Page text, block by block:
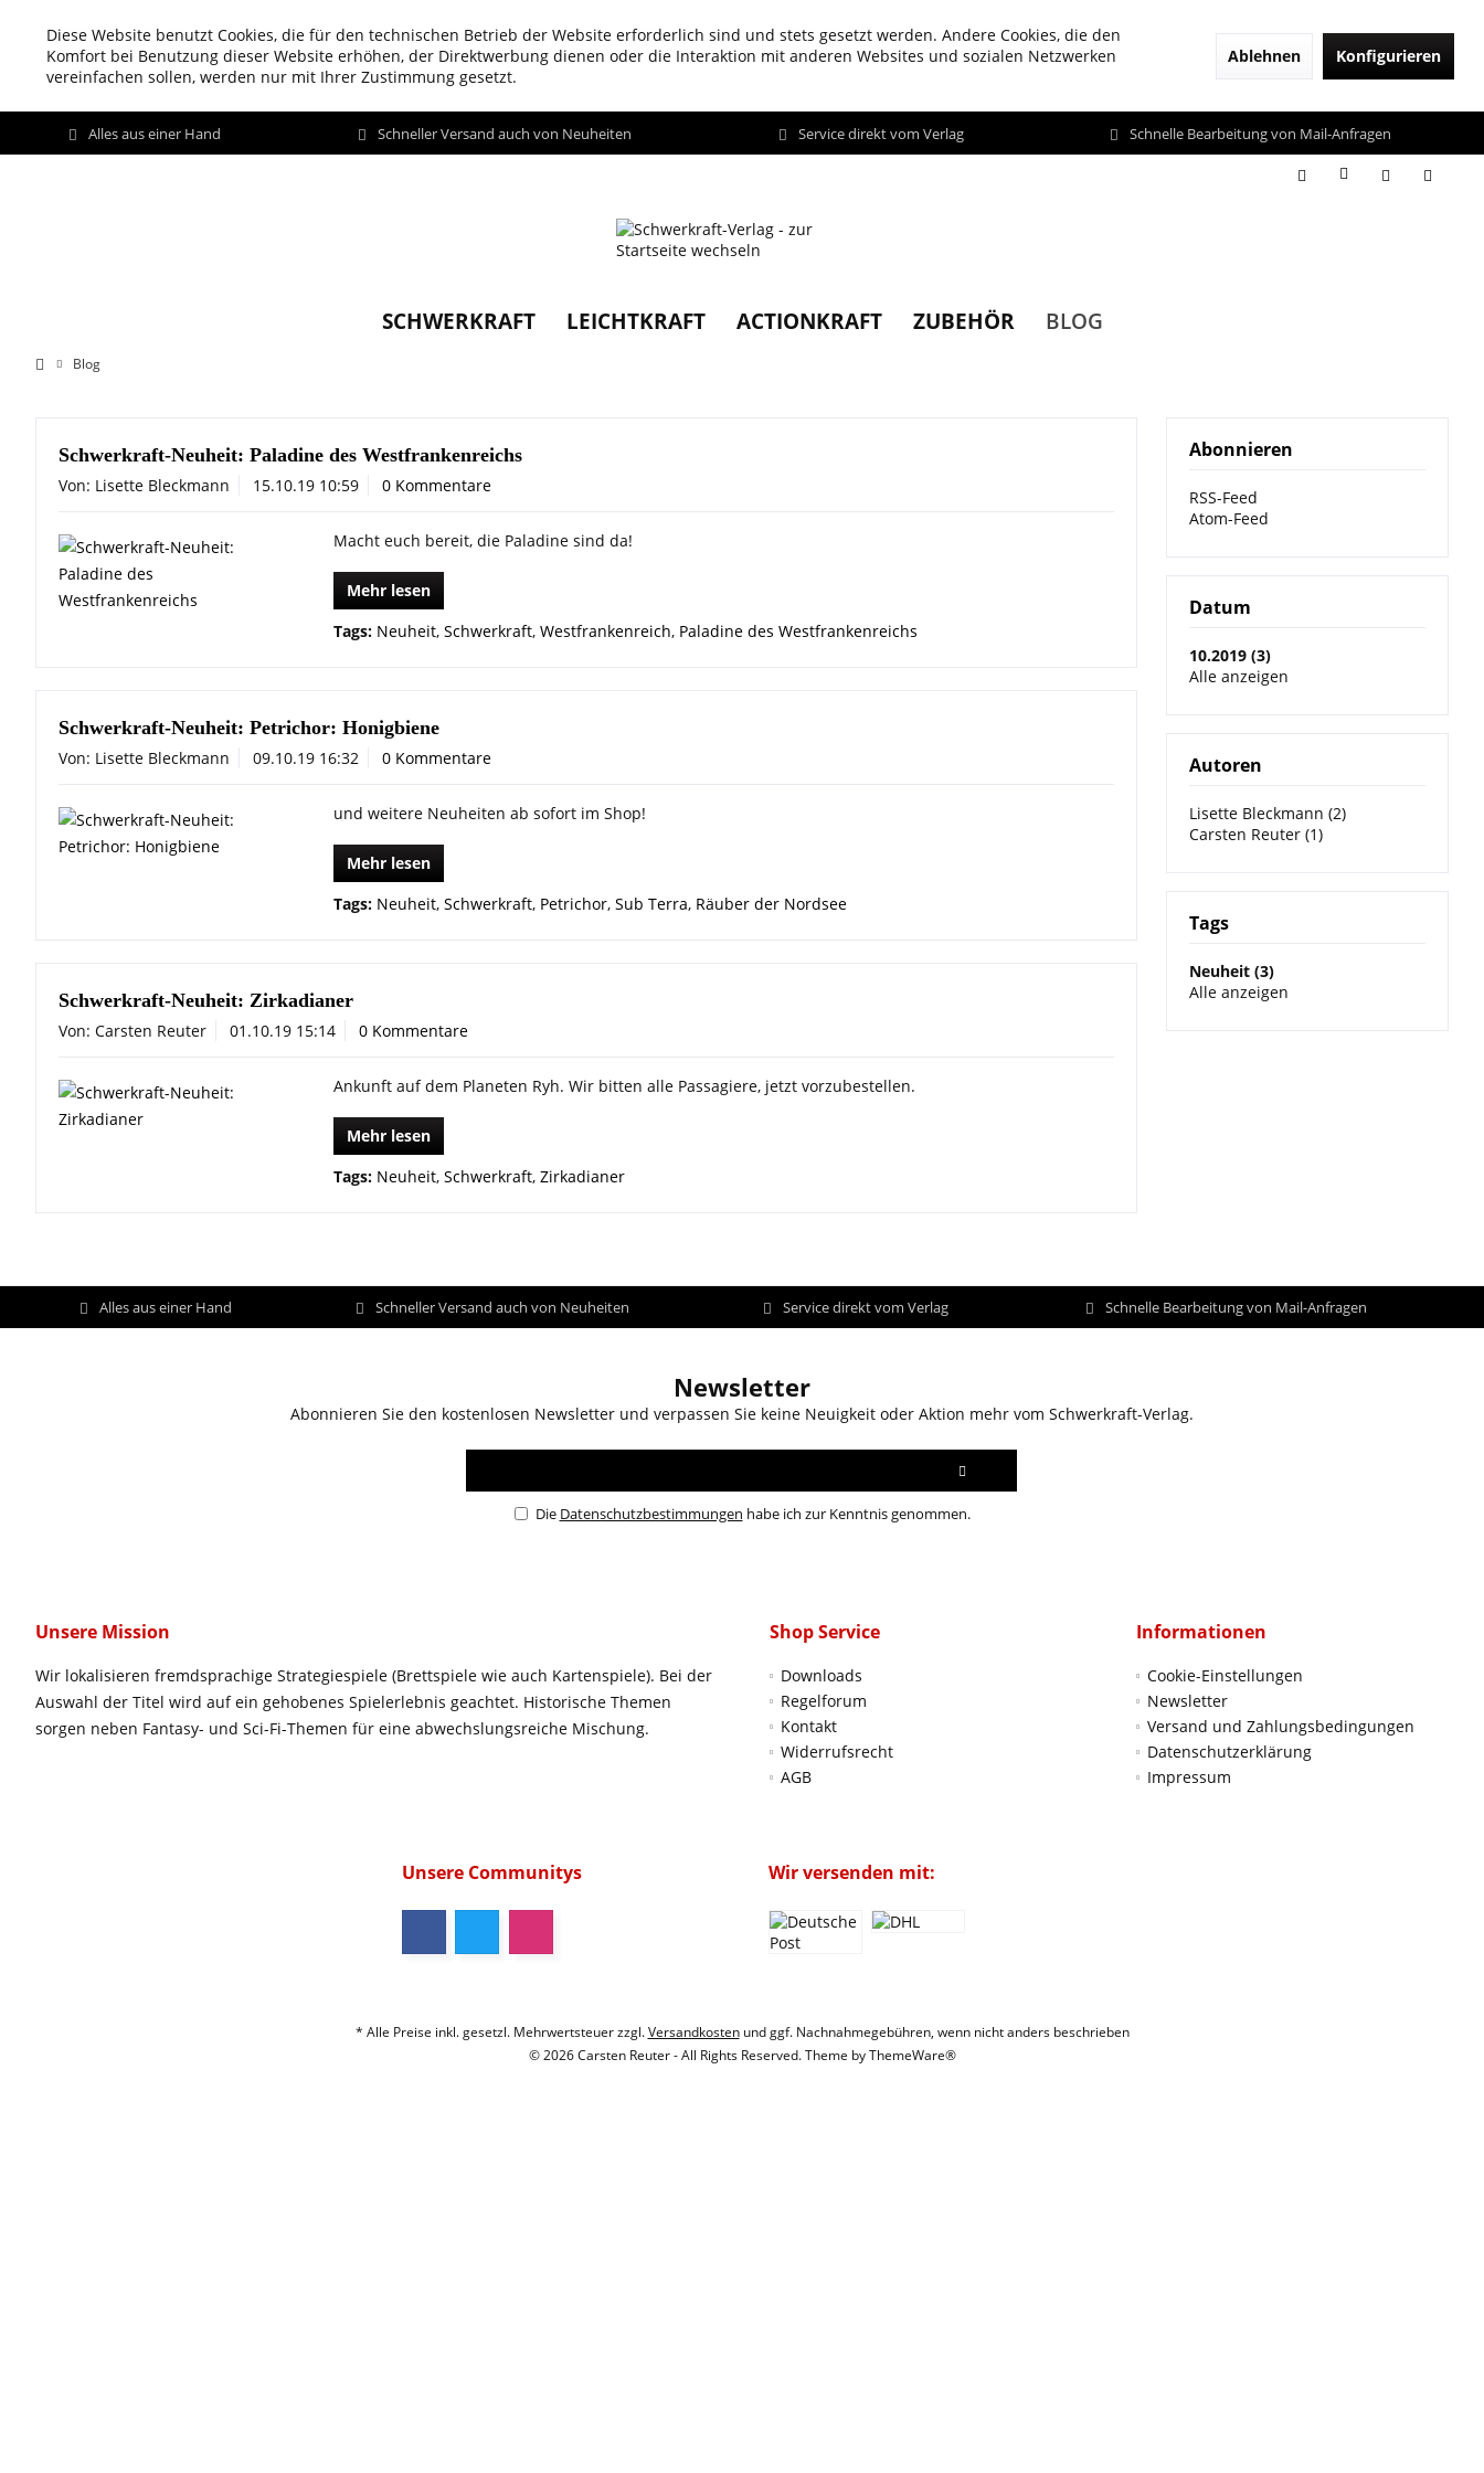
Diese Website benutzt Cookies, die für den technischen Betrieb der Website erforderlich sind und stets gesetzt werden. Andere Cookies, die den
Komfort bei Benutzung dieser Website erhöhen, der Direktwerbung dienen oder die Interaktion mit anderen Websites und sozialen Netzwerken
vereinfachen sollen, werden nur mit Ihrer Zustimmung gesetzt.
Ablehnen Konfigurieren
Alles aus einer Hand Schneller Versand auch von Neuheiten Service direkt vom Verlag Schnelle Bearbeitung von Mail-Anfragen
SCHWERKRAFT LEICHTKRAFT ACTIONKRAFT ZUBEHÖR BLOG
Blog
Abonnieren
RSS-Feed
Atom-Feed
Datum
10.2019 (3)
Alle anzeigen
Autoren
Lisette Bleckmann (2)
Carsten Reuter (1)
Tags
Neuheit (3)
Alle anzeigen
Schwerkraft-Neuheit: Paladine des Westfrankenreichs
Von: Lisette Bleckmann 15.10.19 10:59 0 Kommentare
Macht euch bereit, die Paladine sind da!
Mehr lesen
Tags: Neuheit, Schwerkraft, Westfrankenreich, Paladine des Westfrankenreichs
Schwerkraft-Neuheit: Petrichor: Honigbiene
Von: Lisette Bleckmann 09.10.19 16:32 0 Kommentare
und weitere Neuheiten ab sofort im Shop!
Mehr lesen
Tags: Neuheit, Schwerkraft, Petrichor, Sub Terra, Räuber der Nordsee
Schwerkraft-Neuheit: Zirkadianer
Von: Carsten Reuter 01.10.19 15:14 0 Kommentare
Ankunft auf dem Planeten Ryh. Wir bitten alle Passagiere, jetzt vorzubestellen.
Mehr lesen
Tags: Neuheit, Schwerkraft, Zirkadianer
Alles aus einer Hand Schneller Versand auch von Neuheiten Service direkt vom Verlag Schnelle Bearbeitung von Mail-Anfragen
Newsletter
Abonnieren Sie den kostenlosen Newsletter und verpassen Sie keine Neuigkeit oder Aktion mehr vom Schwerkraft-Verlag.
Die Datenschutzbestimmungen habe ich zur Kenntnis genommen.
Unsere Mission
Wir lokalisieren fremdsprachige Strategiespiele (Brettspiele wie auch Kartenspiele). Bei der
Auswahl der Titel wird auf ein gehobenes Spielerlebnis geachtet. Historische Themen
sorgen neben Fantasy- und Sci-Fi-Themen für eine abwechslungsreiche Mischung.
Shop Service
Downloads
Regelforum
Kontakt
Widerrufsrecht
AGB
Informationen
Cookie-Einstellungen
Newsletter
Versand und Zahlungsbedingungen
Datenschutzerklärung
Impressum
Unsere Communitys Wir versenden mit:
* Alle Preise inkl. gesetzl. Mehrwertsteuer zzgl.Versandkostenund ggf. Nachnahmegebühren, wenn nicht anders beschrieben
© 2026 Carsten Reuter - All Rights Reserved. Theme byThemeWare®